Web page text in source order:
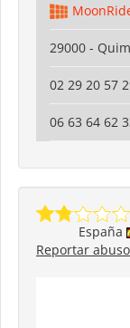
29000 -
02 29 20 57
06 63 64 62
España
Reportar abuso